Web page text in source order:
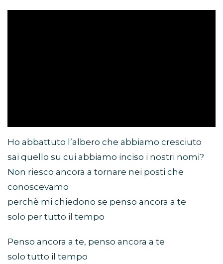
Ho abbattuto l’albero che abbiamo cresciuto
sai quello su cui abbiamo inciso i nostri nomi?
Non riesco ancora a tornare nei posti che
conoscevamo
perchè mi chiedono se penso ancora a te
solo per tutto il tempo
Penso ancora a te, penso ancora a te
solo tutto il tempo